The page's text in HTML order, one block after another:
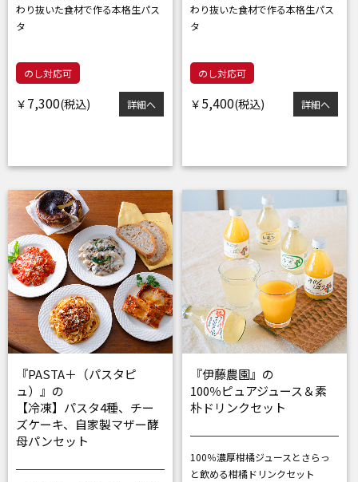
わり抜いた食材で作る本格生パス
タ
のし対応可
￥ 7,300 詳細へ
わり抜いた食材で作る本格生パス
タ
のし対応可
￥ 5,400 詳細へ
『PASTA＋（パスタピ
ュ）』の
【冷凍】パスタ4種、チー
ズケーキ、自家製マザー酵
母パンセット
『伊藤農園』の
100％ピュアジュース＆素
朴ドリンクセット
100％濃厚柑橘ジュースとさらっ
と飲める柑橘ドリンクセット